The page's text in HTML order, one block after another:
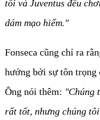
tôi và Juventus đều
dám mạo hiểm."
Fonseca cũng chỉ ra
hưởng bởi sự tôn trọng
Ông nói thêm: "Chúng
rất tốt, nhưng chúng